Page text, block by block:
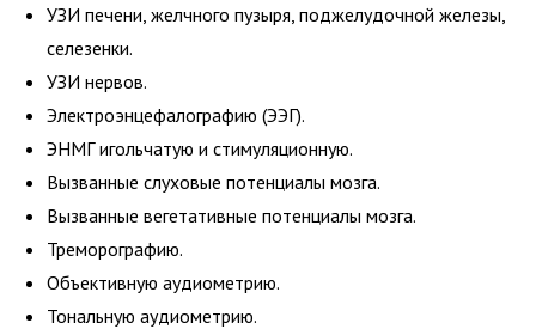
УЗИ печени, желчного пузыря, поджелудочной железы,
селезенки.
УЗИ нервов.
Электроэнцефалографию (ЭЭГ).
ЭНМГ игольчатую и стимуляционную.
Вызванные слуховые потенциалы мозга.
Вызванные вегетативные потенциалы мозга.
Треморографию.
Объективную аудиометрию.
Тональную аудиометрию.